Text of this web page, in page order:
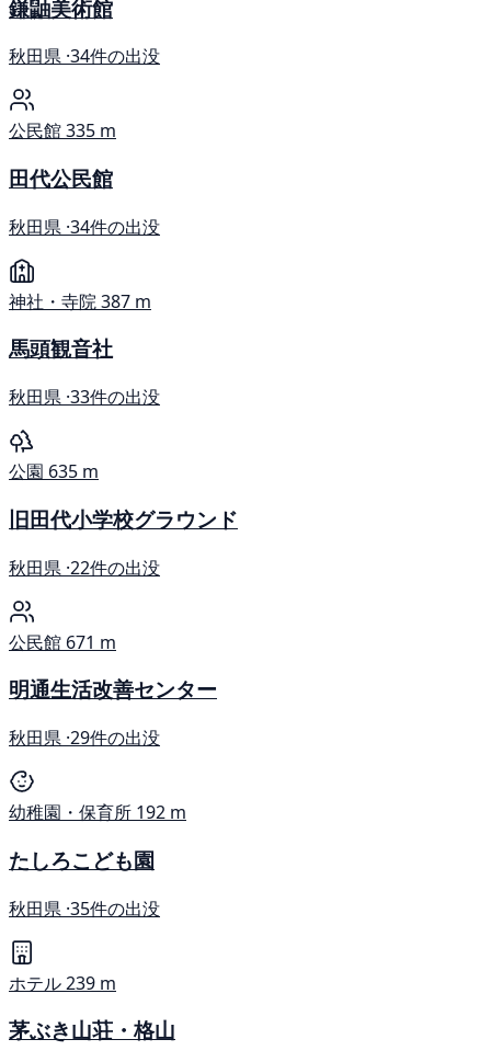
鎌鼬美術館
秋田県 ·34件の出没
公民館335 m
田代公民館
秋田県 ·34件の出没
神社・寺院387 m
馬頭観音社
秋田県 ·33件の出没
公園 635 m
旧田代小学校グラウンド
秋田県 ·22件の出没
公民館 671 m
明通生活改善センター
秋田県 ·29件の出没
幼稚園・保育所 192 m
たしろこども園
秋田県 ·35件の出没
ホテル239 m
茅ぶき山荘・格山